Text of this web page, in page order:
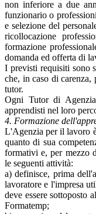
non inferiore a due
funzionario o
e selezione del
ricollocazione
formazione
domanda ed offerta di
I previsti requisiti sono
che, in caso di carenza,
tutor.
Ogni Tutor di
apprendisti nel loro
4. Formazione
L'Agenzia per il lavoro
quanto di sua
formativi e, per mezzo
le seguenti attività:
a) definisce, prima
lavoratore e l'impresa
deve essere sottoposto
Formatemp;